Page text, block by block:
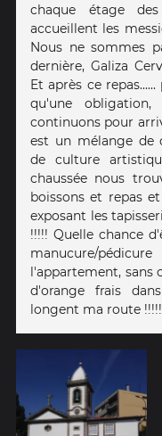
chaque étage
accueillent les
Nous ne sommes
dernière, Galiza
Et après ce
qu'une
continuons pour
est un mélange de
de culture
chaussée nous
boissons et repas
exposant les
!!!!! Quelle chance
manucure/
l'appartement, sans
d'orange frais
longent ma route !!!!!